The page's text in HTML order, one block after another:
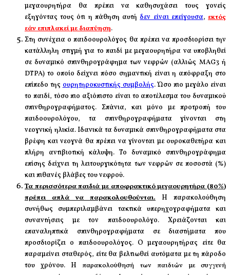
μεγαουρητήρα θα πρέπει να καθησυχάσει τους γονείς
εξηγόντας τους ότι η πάθηση αυτή δεν είναι επείγουσα, εκτός
εάν επιπλακεί με διαπύηση.
Στη συνέχεια ο παιδοουρολόγος θα πρέπει να προσδιορίσει την
κατάλληλη στιγμή για το παιδί με μεγαουρητήρα να υποβληθεί
σε δυναμικό σπινθηρογράφημα των νεφρών (αλλιώς MAG3 ή
DTPA) το οποίο δείχνει πόσο σημαντική είναι η απόφραξη στο
επίπεδο της ουρητηροκυστικής συμβολής. Ώσο πιο μεγάλο είναι
το παιδί, τόσο πιο αξιόπιστο είναι το αποτέλεσμα του δυναμικού
σπινθηρογραφήματος. Σπάνια, και μόνο με προτροπή του
παιδοουρολόγου, τα σπινθηρογραφήματα γίνονται στη
νεογνική ηλικία. Ιδανικά τα δυναμικά σπινθηρογραφήματα στα
βρέφη και νεογνά θα πρέπει να γίνονται με ουροκαθετήρα και
πλήρη αντιβιοτική κάλυψη. Το δυναμικό σπινθηρογράφημα
επίσης δείχνει τη λειτουργικότητα των νεφρών σε ποσοστά (%)
και πιθανές βλάβες του νεφρού.
Τα περισσότερα παιδιά με αποφρακτικό μεγαουρητήρα (80%)
πρέπει απλά να παρακολουθούνται. Η παρακολούθηση
συνήθως συμπεριλαμβάνει τακτικά υπερηχογραφήματα και
συναντήσεις με τον παιδοουρολόγο. Χρειάζονται και
επαναληπτικά σπινθηρογραφήματα σε διαστήματα που
προσδιορίζει ο παιδοουρολόγος. Ο μεγαουρητήρας είτε θα
παραμείνει σταθερός, είτε θα βελτιωθεί αυτόματα με τη πάροδο
του χρόνου. Η παρακολούθησή των παιδιών με συγγενή